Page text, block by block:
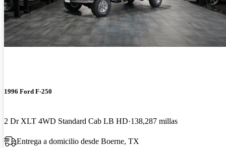
1996 Ford F-250
2 Dr XLT 4WD Standard Cab LB HD 138,287 millas
Entrega a domicilio desde Boerne, TX